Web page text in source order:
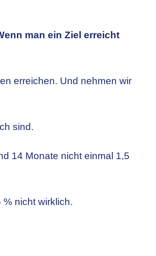
man ein Ziel erreicht
erreichen. Und nehmen wir
sind.
14 Monate nicht einmal 1,5
nicht wirklich.